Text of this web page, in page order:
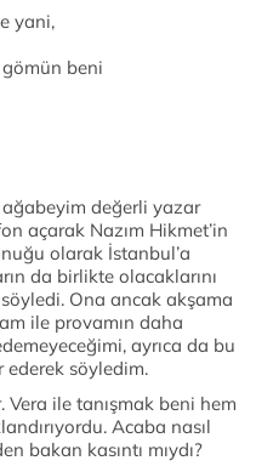
yani,
beni
değerli yazar
açarak Nazım Hikmet’in
olarak İstanbul’a
da birlikte olacaklarını
Ona ancak akşama
ile provamın daha
ayrıca da bu
söyledim.
Vera ile tanışmak beni hem
Acaba nasıl
bakan kasıntı mıydı?